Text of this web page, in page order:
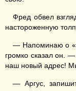
Фред обвел
настороженную
— Напоминаю о
громко сказал он.
наш новый адрес!
— Аргус,